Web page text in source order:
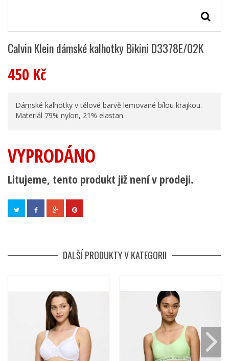
Calvin Klein dámské kalhotky Bikini D3378E/02K
450 Kč
Dámské kalhotky v tělové barvě lemované bílou krajkou.
Materiál 79% nylon, 21% elastan.
VYPRODÁNO
Litujeme, tento produkt již není v prodeji.
DALŠÍ PRODUKTY V KATEGORII